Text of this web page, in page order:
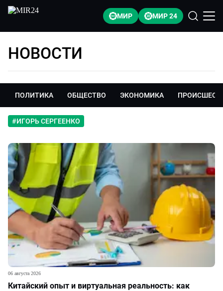
МИР МИР 24
НОВОСТИ
ПОЛИТИКА ОБЩЕСТВО ЭКОНОМИКА
#ИГОРЬ СЕРГЕЕНКО
Китайский опыт и виртуальная реальность: как
06 августа 2026